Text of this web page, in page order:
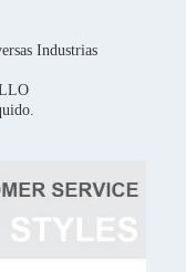
Industrias